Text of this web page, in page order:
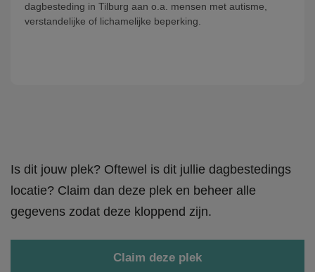
dagbesteding in Tilburg aan o.a. mensen met autisme,
verstandelijke of lichamelijke beperking.
Is dit jouw plek? Oftewel is dit jullie dagbestedings
locatie? Claim dan deze plek en beheer alle
gegevens zodat deze kloppend zijn.
Claim deze plek